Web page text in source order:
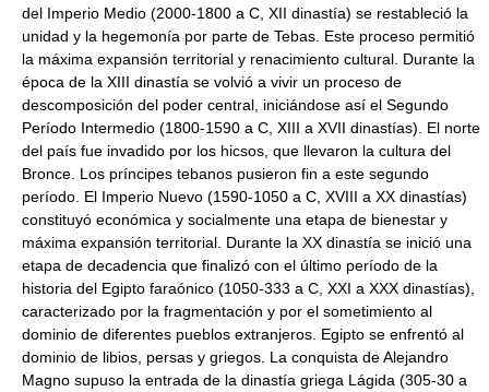
del Imperio Medio (2000-1800 a C, XII dinastía) se restableció la
unidad y la hegemonía por parte de Tebas. Este proceso permitió
la máxima expansión territorial y renacimiento cultural. Durante la
época de la XIII dinastía se volvió a vivir un proceso de
descomposición del poder central, iniciándose así el Segundo
Período Intermedio (1800-1590 a C, XIII a XVII dinastías). El norte
del país fue invadido por los hicsos, que llevaron la cultura del
Bronce. Los príncipes tebanos pusieron fin a este segundo
período. El Imperio Nuevo (1590-1050 a C, XVIII a XX dinastías)
constituyó económica y socialmente una etapa de bienestar y
máxima expansión territorial. Durante la XX dinastía se inició una
etapa de decadencia que finalizó con el último período de la
historia del Egipto faraónico (1050-333 a C, XXI a XXX dinastías),
caracterizado por la fragmentación y por el sometimiento al
dominio de diferentes pueblos extranjeros. Egipto se enfrentó al
dominio de libios, persas y griegos. La conquista de Alejandro
Magno supuso la entrada de la dinastía griega Lágida (305-30 a